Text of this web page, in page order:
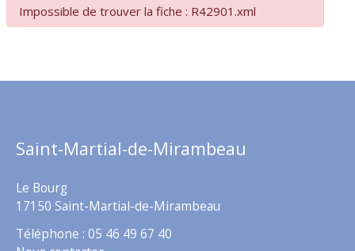
Impossible de trouver la fiche : R42901.xml
Saint-Martial-de-Mirambeau
Le Bourg
17150 Saint-Martial-de-Mirambeau
Téléphone : 05 46 49 67 40